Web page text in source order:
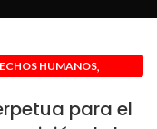
HUMANOS,
para el